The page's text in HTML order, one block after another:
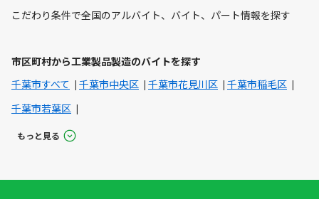
こだわり条件で全国のアルバイト、バイト、パート情報を探す
市区町村から工業製品製造のバイトを探す
千葉市すべて
千葉市中央区 千葉市花見川区
千葉市稲毛区
千葉市若葉区
もっと見る